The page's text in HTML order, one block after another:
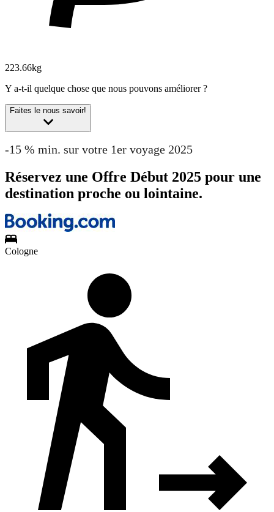
223.66kg
Y a-t-il quelque chose que nous pouvons améliorer ?
Faites le nous savoir!
-15 % min. sur votre 1er voyage 2025
Réservez une Offre Début 2025 pour une
destination proche ou lointaine.
Cologne